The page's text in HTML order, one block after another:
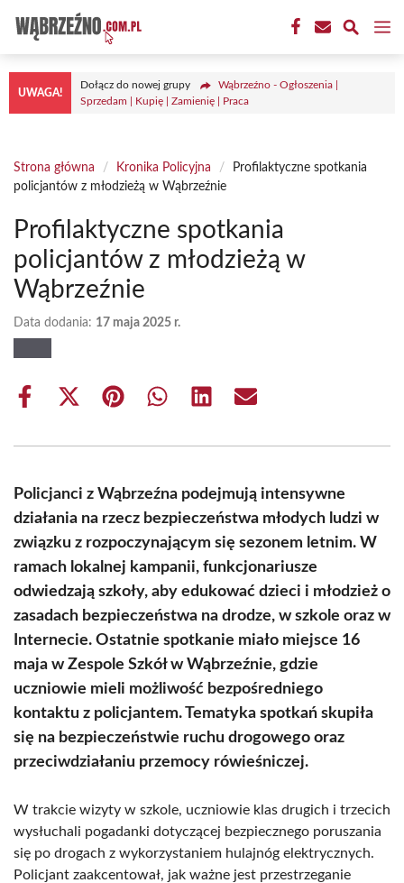
treści
UWAGA!
Dołącz do nowej grupy
Wąbrzeźno - Ogłoszenia |
Sprzedam | Kupię | Zamienię | Praca
Strona główna / Kronika Policyjna /
Profilaktyczne spotkania
policjantów z młodzieżą w Wąbrzeźnie
Profilaktyczne spotkania
policjantów z młodzieżą w
Wąbrzeźnie
Data dodania: 17 maja 2025 r.
Share
Share
(Twitter)
Share Share Share Share
Policjanci z Wąbrzeźna podejmują intensywne
działania na rzecz bezpieczeństwa młodych ludzi w
związku z rozpoczynającym się sezonem letnim. W
ramach lokalnej kampanii, funkcjonariusze
odwiedzają szkoły, aby edukować dzieci i młodzież o
zasadach bezpieczeństwa na drodze, w szkole oraz w
Internecie. Ostatnie spotkanie miało miejsce 16
maja w Zespole Szkół w Wąbrzeźnie, gdzie
uczniowie mieli możliwość bezpośredniego
kontaktu z policjantem. Tematyka spotkań skupiła
się na bezpieczeństwie ruchu drogowego oraz
przeciwdziałaniu przemocy rówieśniczej.
W trakcie wizyty w szkole, uczniowie klas drugich i trzecich
wysłuchali pogadanki dotyczącej bezpiecznego poruszania
się po drogach z wykorzystaniem hulajnóg elektrycznych.
Policjant zaakcentował, jak ważne jest przestrzeganie